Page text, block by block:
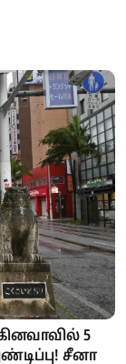
5
சீனா